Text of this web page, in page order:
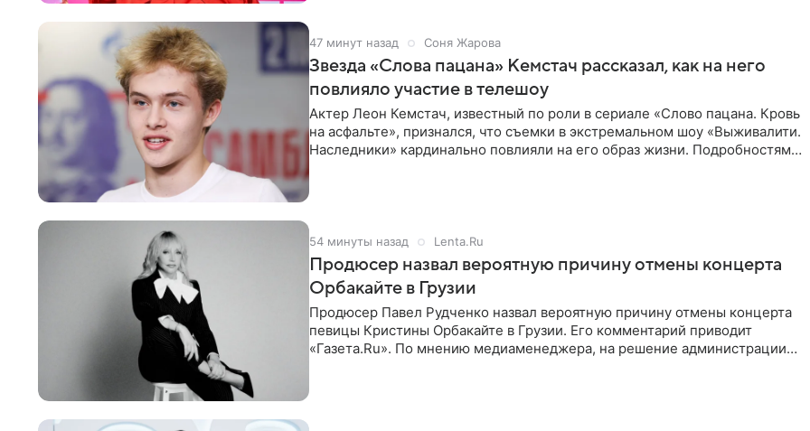
47 минут назад Соня Жарова
Звезда «Слова пацана» Кемстач рассказал, как на него
повлияло участие в телешоу
Актер Леон Кемстач, известный по роли в сериале «Слово пацана. Кровь
на асфальте», признался, что съемки в экстремальном шоу «Выживалити.
Наследники» кардинально повлияли на его образ жизни. Подробностями
54 минуты назад Lenta.Ru
Продюсер назвал вероятную причину отмены концерта
Орбакайте в Грузии
Продюсер Павел Рудченко назвал вероятную причину отмены концерта
певицы Кристины Орбакайте в Грузии. Его комментарий приводит
«Газета.Ru». По мнению медиаменеджера, на решение администрации